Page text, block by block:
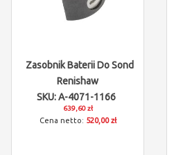
Zasobnik Baterii Do Sond
Renishaw
SKU: A-4071-1166
639,60 zł
520,00 zł